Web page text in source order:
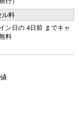
ル料
ン日の 4日前 までキャ
料